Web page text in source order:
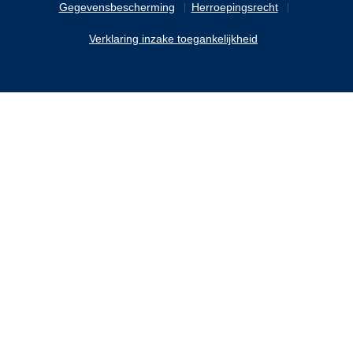
Gegevensbescherming Herroepingsrecht
Verklaring inzake toegankelijkheid